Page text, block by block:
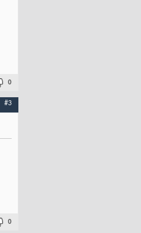
0
#3
0